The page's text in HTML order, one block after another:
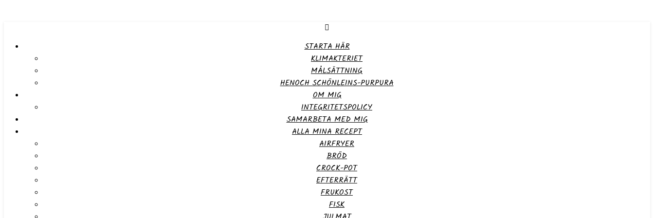
STARTA HÄR
KLIMAKTERIET
MÅLSÄTTNING
HENOCH SCHÖNLEINS-PURPURA
OM MIG
INTEGRITETSPOLICY
SAMARBETA MED MIG
ALLA MINA RECEPT
AIRFRYER
BRÖD
CROCK-POT
EFTERRÄTT
FRUKOST
FISK